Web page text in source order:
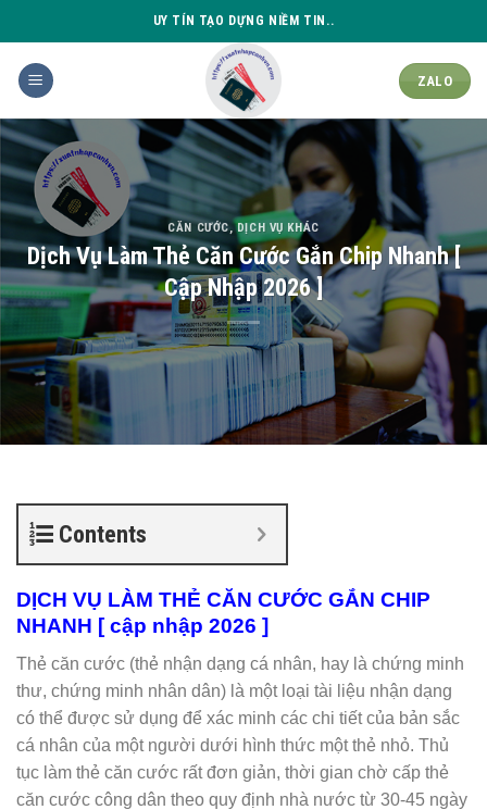
to
content
UY TÍN TẠO DỰNG NIỀM TIN..
ZALO
CĂN CƯỚC,DỊCH VỤ KHÁC
Dịch Vụ Làm Thẻ Căn Cước Gắn Chip Nhanh [
Cập Nhập 2026 ]
Contents
DỊCH VỤ LÀM THẺ CĂN CƯỚC GẮN CHIP
NHANH [ cập nhập 2026 ]
Thẻ căn cước (thẻ nhận dạng cá nhân, hay là chứng minh
thư, chứng minh nhân dân) là một loại tài liệu nhận dạng
có thể được sử dụng để xác minh các chi tiết của bản sắc
cá nhân của một người dưới hình thức một thẻ nhỏ. Thủ
tục làm thẻ căn cước rất đơn giản, thời gian chờ cấp thẻ
căn cước công dân theo quy định nhà nước từ 30-45 ngày